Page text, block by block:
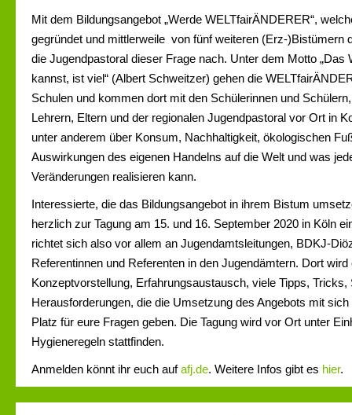
Mit dem Bildungsangebot „Werde WELTfairÄNDERER“,
gegründet und mittlerweile von fünf weiteren (Erz-)Bistümern
die Jugendpastoral dieser Frage nach. Unter dem Motto „Das
kannst, ist viel“ (Albert Schweitzer) gehen die
Schulen und kommen dort mit den Schülerinnen und
Lehrern, Eltern und der regionalen Jugendpastoral vor Ort in
unter anderem über Konsum, Nachhaltigkeit, ökologischen
Auswirkungen des eigenen Handelns auf die Welt und was
Veränderungen realisieren kann.
Interessierte, die das Bildungsangebot in ihrem Bistum
herzlich zur Tagung am 15. und 16. September 2020 in Köln
richtet sich also vor allem an Jugendamtsleitungen, BDKJ-
Referentinnen und Referenten in den Jugendämtern. Dort wird
Konzeptvorstellung, Erfahrungsaustausch, viele Tipps, Tricks,
Herausforderungen, die die Umsetzung des Angebots mit
Platz für eure Fragen geben. Die Tagung wird vor Ort unter
Hygieneregeln stattfinden.
Anmelden könnt ihr euch aufafj.de. Weitere Infos gibt es hier.